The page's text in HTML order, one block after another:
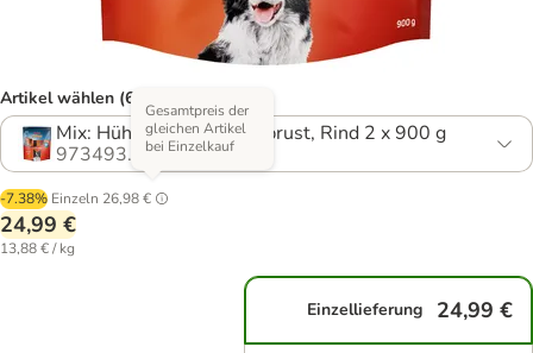
Artikel wählen (6 Varianten)
Mix: Hühnerbrust, Entenbrust, Rind 2 x 900 g
973493.1
-7.38% Einzeln 26,98 €
Gesamtpreis der
gleichen Artikel
bei Einzelkauf
24,99 €
13,88 € / kg
Einzellieferung 24,99 €